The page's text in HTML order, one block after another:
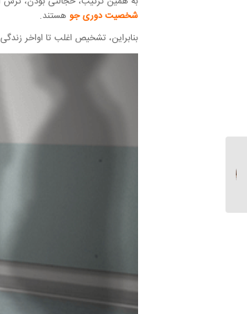
شخصیت دوری جو هستند.
بنابراین، تشخیص اغلب تا اواخر